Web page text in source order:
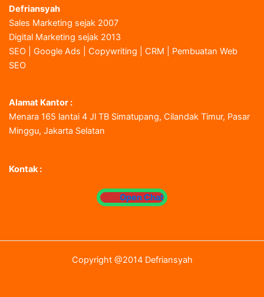
Defriansyah
Sales Marketing sejak 2007
Digital Marketing sejak 2013
SEO | Google Ads | Copywriting | CRM | Pembuatan Web
SEO
Alamat Kantor :
Menara 165 lantai 4 Jl TB Simatupang, Cilandak Timur, Pasar
Minggu, Jakarta Selatan
Kontak :
Open Chat
Copyright @2014 Defriansyah